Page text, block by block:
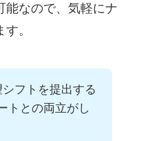
能なので、気軽にナ
。
フトを提出する
トとの両立がし